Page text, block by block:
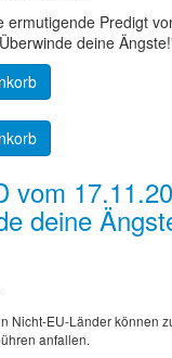
ermutigende Predigt
deine
vom
deine
Nicht-EU-Länder können
anfallen.